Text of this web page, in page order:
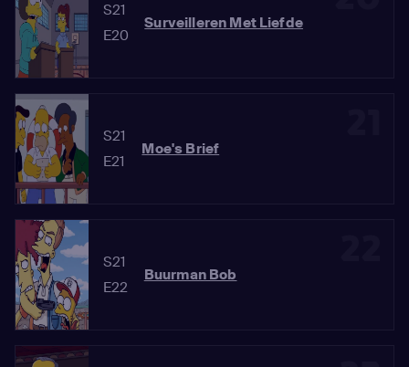
S21
E20
Surveilleren Met Liefde
S21
E21
Moe's Brief
S21
E22
Buurman Bob